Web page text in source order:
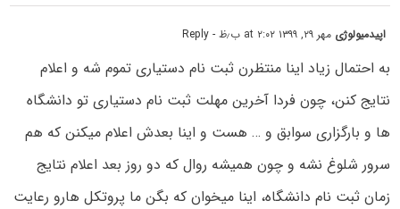
اپیدمیولوژی مهر ۲۹, ۱۳۹۹ at ۲:۰۲ ب٫ظ - Reply
به احتمال زیاد اینا منتظرن ثبت نام دستیاری تموم شه و اعلام
نتایج کنن، چون فردا آخرین مھلت ثبت نام دستیاری تو دانشگاہ
ھا و بارگزاری سوابق و … ھست و اینا بعدش اعلام میکنن که ھم
سرور شلوغ نشه و چون ھمیشه روال که دو روز بعد اعلام نتایج
زمان ثبت نام دانشگاہ، اینا میخوان که بگن ما پروتکل ھارو رعایت